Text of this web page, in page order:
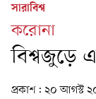
সারাবিশ্ব
করোনা
বিশ্বজুড়ে
প্রকাশ: ২০ আগস্ট